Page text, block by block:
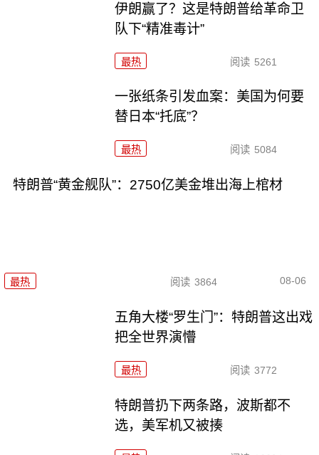
伊朗赢了？这是特朗普给革命卫
队下“精准毒计”
最热 阅读 5261
一张纸条引发血案：美国为何要
替日本“托底”？
最热 阅读 5084
特朗普“黄金舰队”：2750亿美金堆出海上棺材
最热 阅读 3864 08-06
五角大楼“罗生门”：特朗普这出戏
把全世界演懵
最热 阅读 3772
特朗普扔下两条路，波斯都不
选，美军机又被揍